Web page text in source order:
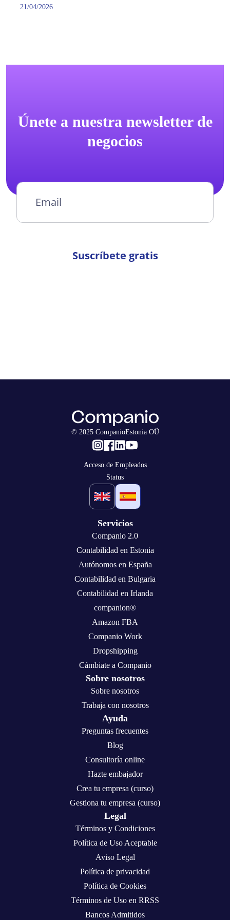
21/04/2026
Únete a nuestra newsletter de
negocios
Suscríbete gratis
© 2025 CompanioEstonia OÜ
Acceso de Empleados
Status
Servicios
Companio 2.0
Contabilidad en Estonia
Autónomos en España
Contabilidad en Bulgaria
Contabilidad en Irlanda
companion®
Amazon FBA
Companio Work
Dropshipping
Cámbiate a Companio
Sobre nosotros
Sobre nosotros
Trabaja con nosotros
Ayuda
Preguntas frecuentes
Blog
Consultoría online
Hazte embajador
Crea tu empresa (curso)
Gestiona tu empresa (curso)
Legal
Términos y Condiciones
Política de Uso Aceptable
Aviso Legal
Política de privacidad
Política de Cookies
Términos de Uso en RRSS
Bancos Admitidos